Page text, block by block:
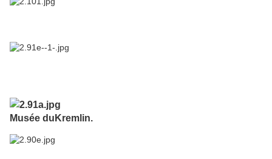
Musée duKremlin.